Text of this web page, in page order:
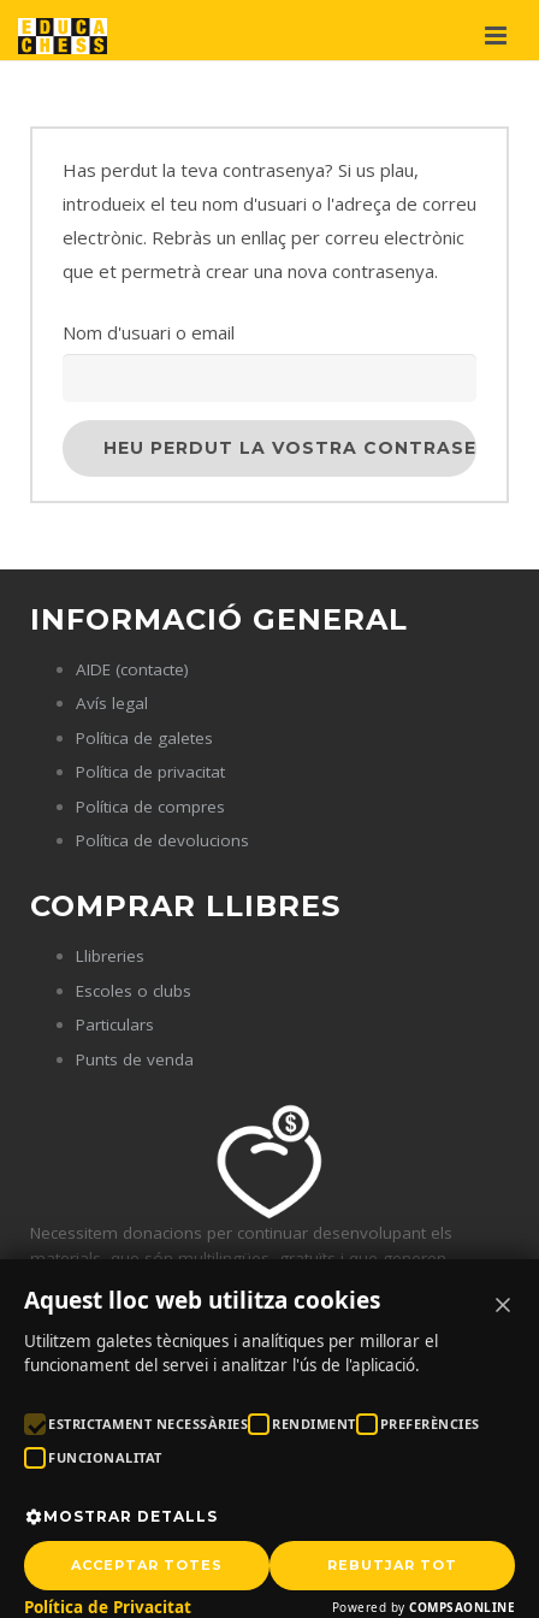
didàctics
i cooperació
Botiga
Has perdut la teva contrasenya? Si us plau,
introdueix el teu nom d'usuari o l'adreça de correu
electrònic. Rebràs un enllaç per correu electrònic
que et permetrà crear una nova contrasenya.
Nom d'usuari o email
INFORMACIÓ GENERAL
AIDE (contacte)
Avís legal
Política de galetes
Política de privacitat
Política de compres
Política de devolucions
COMPRAR LLIBRES
Llibreries
Escoles o clubs
Particulars
Punts de venda
Necessitem donacions per continuar desenvolupant els
materials, que són multilingües, gratuïts i que generen
CONVENIS
© 2016 | Pàgina dissenyada i desenvolupada per
CompsaOnline.
Aquest lloc web utilitza cookies
Utilitzem galetes tècniques i analítiques per millorar el
funcionament del servei i analitzar l'ús de l'aplicació.
ESTRICTAMENT NECESSÀRIES RENDIMENT
PREFERÈNCIES
FUNCIONALITAT
MOSTRAR DETALLS
ACCEPTAR TOTES REBUTJAR TOT
Política de Privacitat Powered by COMPSAONLINE